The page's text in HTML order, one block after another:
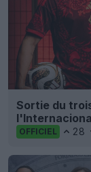
Sortie du
OFFICIEL 28